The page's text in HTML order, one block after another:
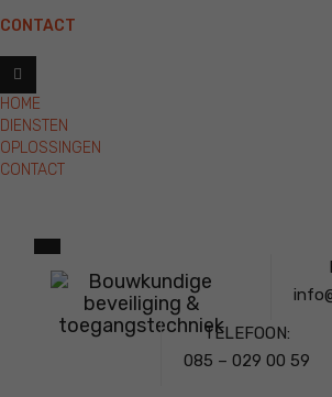
CONTACT
HOME
DIENSTEN
OPLOSSINGEN
CONTACT
TELEFOON:
085 – 029 00 59